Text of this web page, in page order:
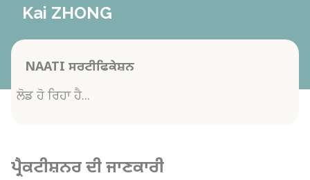
Kai ZHONG
NAATI ਸਰਟੀਫਿਕੇਸ਼ਨ
ਲੋਡ ਹੋ ਰਿਹਾ ਹੈ...
ਪ੍ਰੈਕਟੀਸ਼ਨਰ ਦੀ ਜਾਣਕਾਰੀ